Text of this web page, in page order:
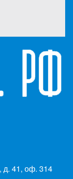
д. 41, оф. 314